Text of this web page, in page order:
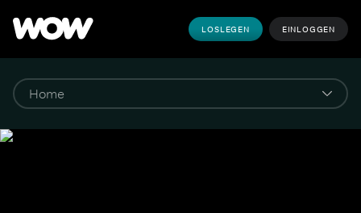
LOSLEGEN EINLOGGEN